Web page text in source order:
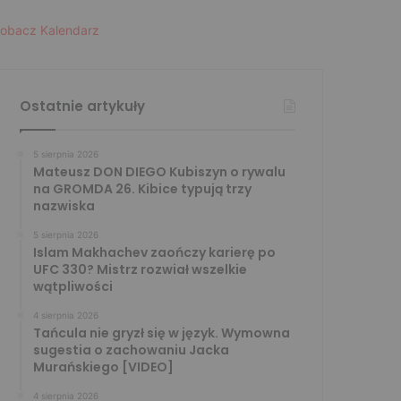
Kalendarz
Ostatnie artykuły
5 sierpnia 2026
Mateusz DON DIEGO Kubiszyn o rywalu
na GROMDA 26. Kibice typują trzy
nazwiska
5 sierpnia 2026
Islam Makhachev zaończy karierę po
UFC 330? Mistrz rozwiał wszelkie
wątpliwości
4 sierpnia 2026
Tańcula nie gryzł się w język. Wymowna
sugestia o zachowaniu Jacka
Murańskiego [VIDEO]
4 sierpnia 2026